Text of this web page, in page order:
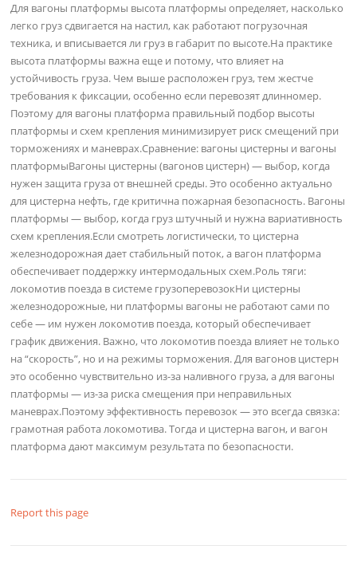
Для вагоны платформы высота платформы определяет, насколько
легко груз сдвигается на настил, как работают погрузочная
техника, и вписывается ли груз в габарит по высоте.На практике
высота платформы важна еще и потому, что влияет на
устойчивость груза. Чем выше расположен груз, тем жестче
требования к фиксации, особенно если перевозят длинномер.
Поэтому для вагоны платформа правильный подбор высоты
платформы и схем крепления минимизирует риск смещений при
торможениях и маневрах.Сравнение: вагоны цистерны и вагоны
платформыВагоны цистерны (вагонов цистерн) — выбор, когда
нужен защита груза от внешней среды. Это особенно актуально
для цистерна нефть, где критична пожарная безопасность. Вагоны
платформы — выбор, когда груз штучный и нужна вариативность
схем крепления.Если смотреть логистически, то цистерна
железнодорожная дает стабильный поток, а вагон платформа
обеспечивает поддержку интермодальных схем.Роль тяги:
локомотив поезда в системе грузоперевозокНи цистерны
железнодорожные, ни платформы вагоны не работают сами по
себе — им нужен локомотив поезда, который обеспечивает
график движения. Важно, что локомотив поезда влияет не только
на “скорость”, но и на режимы торможения. Для вагонов цистерн
это особенно чувствительно из-за наливного груза, а для вагоны
платформы — из-за риска смещения при неправильных
маневрах.Поэтому эффективность перевозок — это всегда связка:
грамотная работа локомотива. Тогда и цистерна вагон, и вагон
платформа дают максимум результата по безопасности.
Report this page